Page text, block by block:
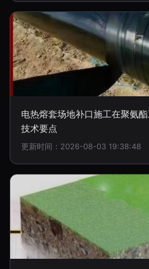
电热熔套场地补口施工在聚氨
技术要点
更新时间：2026-08-03 19:38:48